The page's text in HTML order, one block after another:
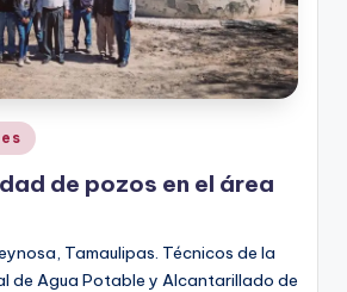
de pozos en el área
Tamaulipas. Técnicos de la
de Agua Potable y Alcantarillado de